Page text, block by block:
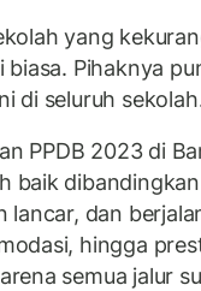
yang
Pihaknya
di seluruh
PPDB 2023 di
baik
lancar, dan
hingga
semua jalur